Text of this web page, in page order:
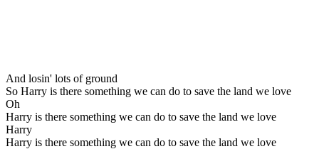
And losin' lots of ground
So Harry is there something we can do to save the land we love
Oh
Harry is there something we can do to save the land we love
Harry
Harry is there something we can do to save the land we love